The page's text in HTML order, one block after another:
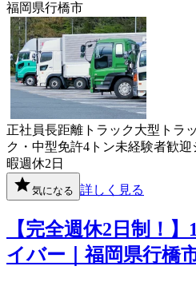
福岡県行橋市
正社員長距離 トラック大型トラ
ク・中型免許4トン未経験者歓迎
暇週休2日
気になる 詳しく見る
【完全週休2日制！
イバー｜福岡県行橋